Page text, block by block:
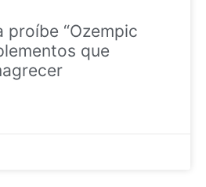
proíbe “Ozempic
que